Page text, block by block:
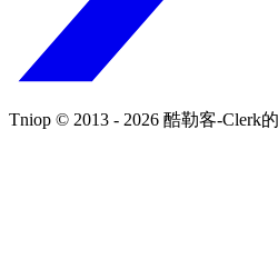
Tniop © 2013 - 2026 酷勒客-Clerk